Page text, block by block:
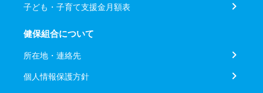
子ども・子育て支援金月額表
健保組合について
所在地・連絡先
個人情報保護方針